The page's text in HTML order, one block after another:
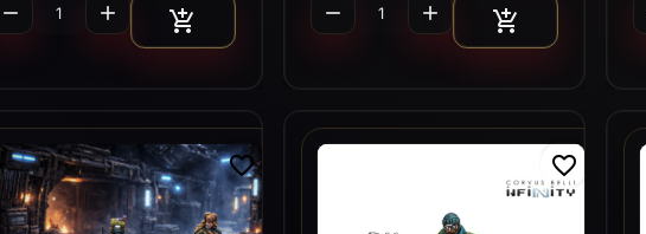
  Ajouter au panier
   Ajouter au
favorite_border favorite_border